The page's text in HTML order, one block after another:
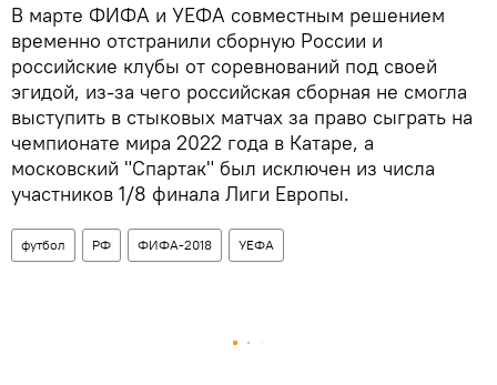
В марте ФИФА и УЕФА совместным решением
временно отстранили сборную России и
российские клубы от соревнований под своей
эгидой, из-за чего российская сборная не смогла
выступить в стыковых матчах за право сыграть на
чемпионате мира 2022 года в Катаре, а
московский "Спартак" был исключен из числа
участников 1/8 финала Лиги Европы.
футбол РФ ФИФА-2018 УЕФА